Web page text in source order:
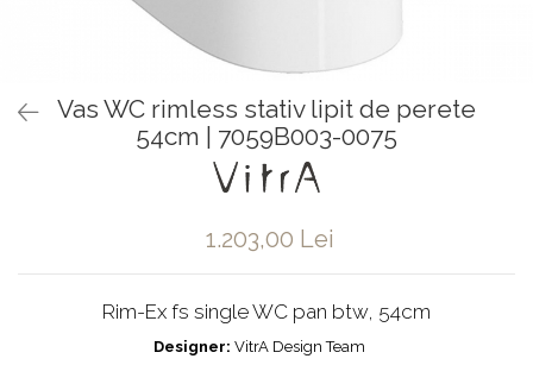
Baterii pentru bideu
Robinete de trecere
Robinete masina de spalat
Vas WC rimless stativ lipit de perete
54cm | 7059B003-0075
1.203,00 Lei
Rim-Ex fs single WC pan btw, 54cm
Designer: VitrA Design Team